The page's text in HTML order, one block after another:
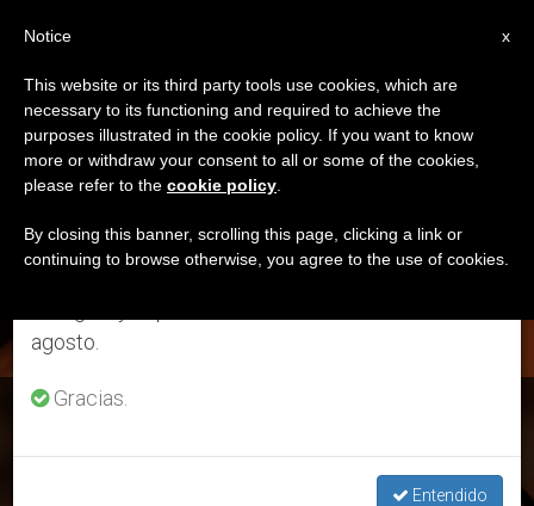
DÍA
Noviembre 10th, 2020
ÚLTIMAS NOTICIAS
Evangelio del 15 de noviembre: Reflexión del padre Antonio
×
Aviso importante
Del 27 de julio al 7 de agosto haremos la pausa
anual, aprovechando que en el periodo de verano
se generan menos informaciones y también el
agosto.
Gracias.
Entendido
x
Notice
This website or its third party tools use cookies, which are
necessary to its functioning and required to achieve the
purposes illustrated in the cookie policy. If you want to know
more or withdraw your consent to all or some of the cookies,
please refer to the cookie policy
By closing this banner, scrolling this page, clicking a link or
continuing to browse otherwise, you agree to the use of cookies.